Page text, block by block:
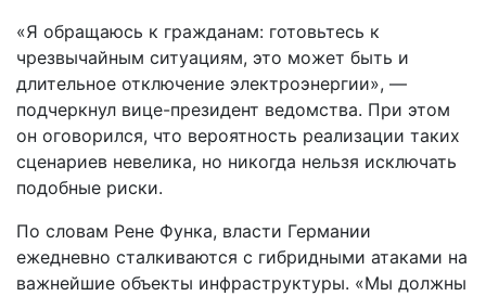
«Я обращаюсь к гражданам: готовьтесь к
чрезвычайным ситуациям, это может быть и
длительное отключение электроэнергии», —
подчеркнул вице-президент ведомства. При этом
он оговорился, что вероятность реализации таких
сценариев невелика, но никогда нельзя исключать
подобные риски.
По словам Рене Функа, власти Германии
ежедневно сталкиваются с гибридными атаками на
важнейшие объекты инфраструктуры. «Мы должны